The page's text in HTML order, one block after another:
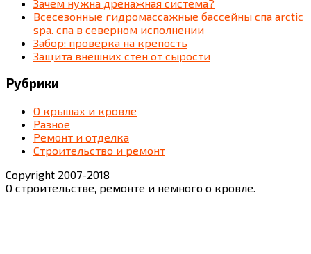
Зачем нужна дренажная система?
Всесезонные гидромассажные бассейны спа arctic
spa. спа в северном исполнении
Забор: проверка на крепость
Защита внешних стен от сырости
Рубрики
О крышах и кровле
Разное
Ремонт и отделка
Строительство и ремонт
Copyright 2007-2018
О строительстве, ремонте и немного о кровле.